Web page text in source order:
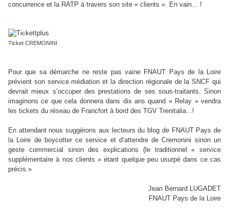
concurrence et la RATP à travers son site « clients ». En vain... !
Ticket CREMONINI
Pour que sa démarche ne reste pas vaine FNAUT Pays de la Loire
prévient son service médiation et la direction régionale de la SNCF qui
devrait mieux s’occuper des prestations de ses sous-traitants. Sinon
imaginons ce que cela donnera dans dix ans quand « Relay » vendra
les tickets du réseau de Francfort à bord des TGV Trenitalia...!
En attendant nous suggérons aux lecteurs du blog de FNAUT Pays de
la Loire de boycotter ce service et d’attendre de Cremonini sinon un
geste commercial sinon des explications (le traditionnel « service
supplémentaire à nos clients » étant quelque peu usurpé dans ce cas
précis.»
Jean Bernard LUGADET
FNAUT Pays de la Loire